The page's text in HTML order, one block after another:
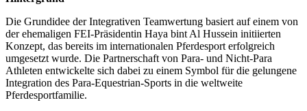
Die Grundidee der Integrativen Teamwertung basiert auf einem von
der ehemaligen FEI-Präsidentin Haya bint Al Hussein initiierten
Konzept, das bereits im internationalen Pferdesport erfolgreich
umgesetzt wurde. Die Partnerschaft von Para- und Nicht-Para
Athleten entwickelte sich dabei zu einem Symbol für die gelungene
Integration des Para-Equestrian-Sports in die weltweite
Pferdesportfamilie.